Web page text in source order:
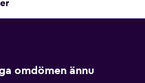
omdömen ännu